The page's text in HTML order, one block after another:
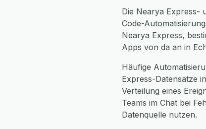
Die Nearya Express-
Code-
Nearya Express,
Apps von da an in
Häufige
Express-Datensätze
Verteilung eines
Teams im Chat bei
Datenquelle nutzen.